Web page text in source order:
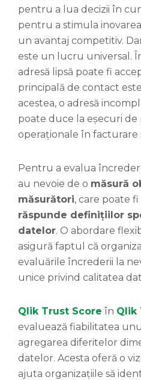
pentru a lua decizii în
pentru a stimula
un avantaj competitiv.
este un lucru universal.
adresă lipsă poate fi
principală de contact
acestea, o adresă
poate duce la eșecuri de
operaționale în facturare
Pentru a evalua
au nevoie de o măsură
măsurători, care poate fi
răspunde definițiilor
datelor. O abordare
asigură faptul că
evaluările încrederii la
unice privind calitatea
Qlik Trust Score în Qlik
evaluează fiabilitatea
agregarea diferitelor
datelor. Acesta oferă o
ajuta organizațiile să